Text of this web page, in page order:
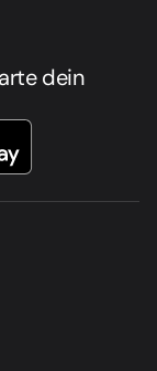
dein